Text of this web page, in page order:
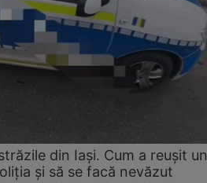
din Iași. Cum a reușit un
și să se facă nevăzut